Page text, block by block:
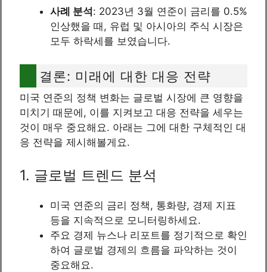
사례 분석 : 2023년 3월 연준이 금리를 0.5%
인상했을 때, 유럽 및 아시아의 주식 시장은
모두 하락세를 보였습니다.
결론: 미래에 대한 대응 전략
미국 연준의 정책 변화는 글로벌 시장에 큰 영향을
미치기 때문에, 이를 지켜보고 대응 전략을 세우는
것이 매우 중요해요. 아래는 그에 대한 구체적인 대
응 전략을 제시해볼게요.
1. 글로벌 트렌드 분석
미국 연준의 금리 정책, 통화량, 경제 지표
등을 지속적으로 모니터링하세요.
주요 경제 뉴스나 리포트를 정기적으로 확인
하여 글로벌 경제의 흐름을 파악하는 것이
중요해요.